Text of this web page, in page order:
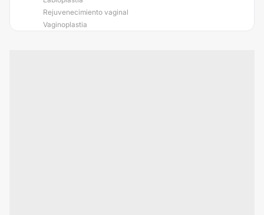
Rejuvenecimiento vaginal
Vaginoplastia